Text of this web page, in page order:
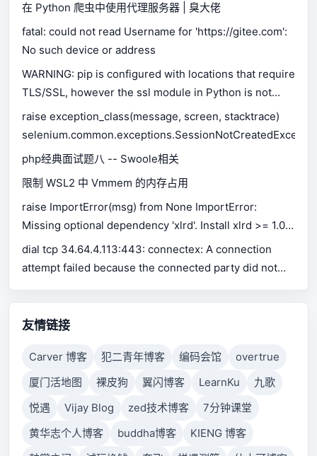
在 Python 爬虫中使用代理服务器 | 臭大佬
fatal: could not read Username for 'https://gitee.com':
No such device or address
WARNING: pip is configured with locations that require
TLS/SSL, however the ssl module in Python is not
available.
raise exception_class(message, screen, stacktrace)
php经典面试题八 -- Swoole相关
限制 WSL2 中 Vmmem 的内存占用
raise ImportError(msg) from None ImportError:
Missing optional dependency 'xlrd'. Install xlrd >= 1.0.0
for Excel support Use pip or conda to install xlrd.
dial tcp 34.64.4.113:443: connectex: A connection
attempt failed because the connected party did not
connection failed because connected host has failed
to respond.
友情链接
Carver 博客 犯二青年博客 编码会馆
overtrue
厦门活地图
裸皮狗 翼闪博客 LearnKu
九歌
悦遇
Vijay Blog zed技术博客
7分钟课堂
黄华志个人博客
buddha博客
KIENG 博客